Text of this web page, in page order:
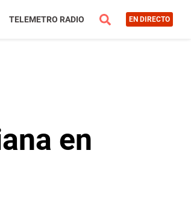
TELEMETRO RADIO EN DIRECTO
en